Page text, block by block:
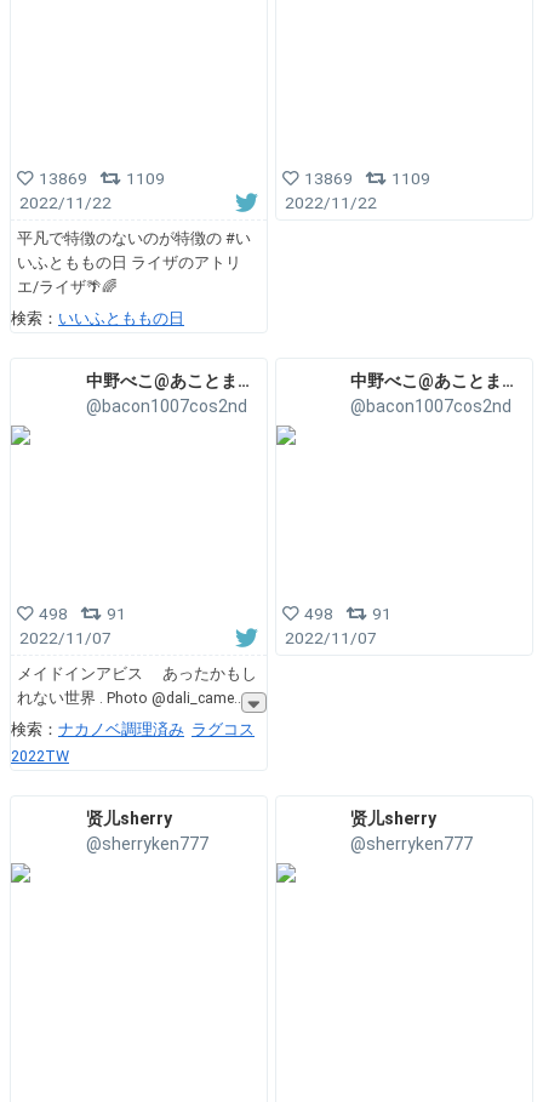
13869
1109
2022/11/22
平凡で特徴のないのが特徴の #い
いふとももの日 ライザのアトリ
エ/ライザ🌴🌈
検索： いいふとももの日
13869
1109
2022/11/22
中野べこ@あことまC-15
@bacon1007cos2nd
498
91
2022/11/07
メイドインアビス あったかもし
れない世界 . Photo @dali_came
検索： ナカノベ調理済み ラグコス
2022TW
中野べこ@あことまC-15
@bacon1007cos2nd
498
91
2022/11/07
贤儿sherry
@sherryken777
贤儿sherry
@sherryken777